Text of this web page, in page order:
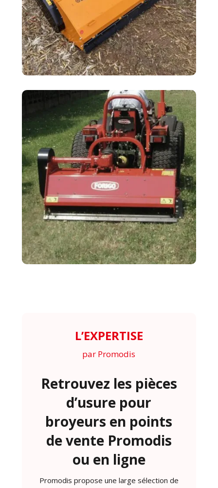
L’EXPERTISE
par Promodis
Retrouvez les pièces
d’usure pour
broyeurs en points
de vente Promodis
ou en ligne
Promodis propose une large sélection de